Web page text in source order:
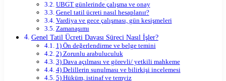
UBGT günlerinde çalışma ve onay
Genel tatil ücreti nasıl hesaplanır?
Vardiya ve gece çalışması, gün kesişmeleri
Zamanaşımı
Genel Tatil Ücreti Davası Süreci Nasıl İşler?
1) Ön değerlendirme ve belge temini
2) Zorunlu arabuluculuk
3) Dava açılması ve görevli/ yetkili mahkeme
4) Delillerin sunulması ve bilirkişi incelemesi
5) Hüküm, istinaf ve temyiz